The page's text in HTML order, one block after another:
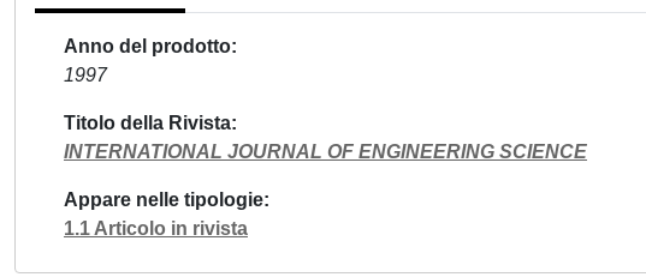
Anno del prodotto
1997
Titolo della Rivista
INTERNATIONAL JOURNAL OF ENGINEERING SCIENCE
Appare nelle tipologie
1.1 Articolo in rivista